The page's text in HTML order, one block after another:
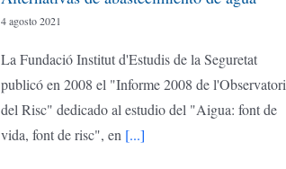
4 agosto 2021
La Fundació Institut d'Estudis de la Seguretat
publicó en 2008 el "Informe 2008 de l'Observatori
del Risc" dedicado al estudio del "Aigua: font de
vida, font de risc", en [...]